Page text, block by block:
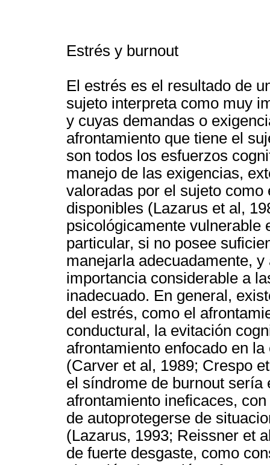
Estrés y burnout
El estrés es el resultado de
sujeto interpreta como muy
y cuyas demandas o
afrontamiento que tiene el
son todos los esfuerzos
manejo de las exigencias,
valoradas por el sujeto
disponibles (Lazarus et al,
psicológicamente vulnerable
particular, si no posee
manejarla adecuadamente,
importancia considerable a
inadecuado. En general,
del estrés, como el
conductural, la evitación
afrontamiento enfocado en
(Carver et al, 1989; Crespo
el síndrome de burnout sería
afrontamiento ineficaces,
de autoprotegerse de
(Lazarus, 1993; Reissner et
de fuerte desgaste, como